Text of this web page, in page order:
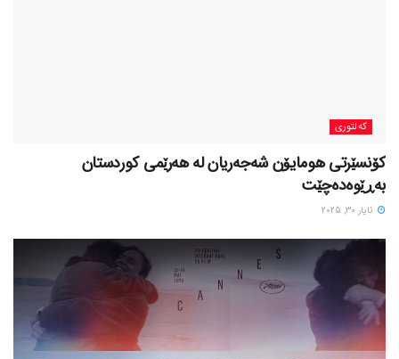
کەلتوری
کۆنسێرتی هومایۆن شەجەریان لە هەرێمی کوردستان
بەڕێوەدەچێت
ئایار 30, 2025